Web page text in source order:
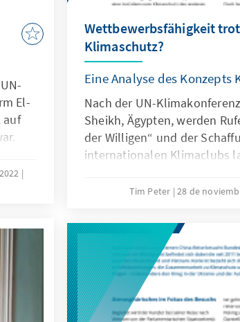
El-
auf
Wettbewerbsfähigkeit
Klimaschutz?
Eine Analyse des Konzepts
Nach der UN-
Sheikh, Ägypten, werden
der Willigen“ und der
internationalen Klimaclubs
kritische Marktmacht bilden
sondern durch Klimaschutz
Tim Peter 28 de